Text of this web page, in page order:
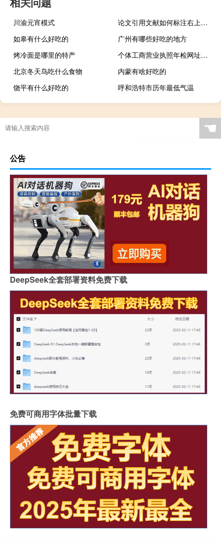
川渝元宵模式
论文引用文献如何标注右上角的文献（论文引用文献如何标注右上角）
如皋有什么好吃的
广州有哪些好吃的地方
烤冷面是哪里的特产
个体工商营业执照年检网址（个体工商营业执照年检网上申报）
北京冬天鸟吃什么食物
内蒙有啥好吃的
饶平有什么好吃的
呼和浩特市历年最低气温
☚
公告
DeepSeek全套部署资料免费下载
免费可商用字体批量下载